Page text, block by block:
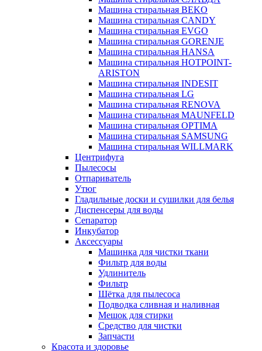
Машина стиральная BEKO
Машина стиральная CANDY
Машина стиральная EVGO
Машина стиральная GORENJE
Машина стиральная HANSA
Машина стиральная HOTPOINT-
ARISTON
Машина стиральная INDESIT
Машина стиральная LG
Машина стиральная RENOVA
Машина стиральная MAUNFELD
Машина стиральная OPTIMA
Машина стиральная SAMSUNG
Машина стиральная WILLMARK
Центрифуга
Пылесосы
Отпариватель
Утюг
Гладильные доски и сушилки для белья
Диспенсеры для воды
Сепаратор
Инкубатор
Аксессуары
Машинка для чистки ткани
Фильтр для воды
Удлинитель
Фильтр
Шётка для пылесоса
Подводка сливная и наливная
Мешок для стирки
Средство для чистки
Запчасти
Красота и здоровье